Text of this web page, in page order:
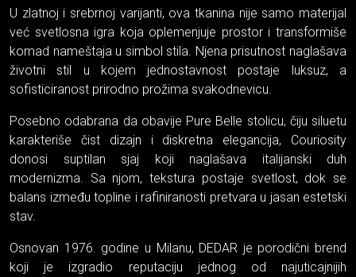
U zlatnoj i srebrnoj varijanti, ova tkanina nije samo materijal
već svetlosna igra koja oplemenjuje prostor i transformiše
komad nameštaja u simbol stila. Njena prisutnost naglašava
životni stil u kojem jednostavnost postaje luksuz, a
sofisticiranost prirodno prožima svakodnevicu.
Posebno odabrana da obavije Pure Belle stolicu, čiju siluetu
karakteriše čist dizajn i diskretna elegancija, Couriosity
donosi suptilan sjaj koji naglašava italijanski duh
modernizma. Sa njom, tekstura postaje svetlost, dok se
balans između topline i rafiniranosti pretvara u jasan estetski
stav.
Osnovan 1976. godine u Milanu, DEDAR je porodični brend
koji je izgradio reputaciju jednog od najuticajnijih